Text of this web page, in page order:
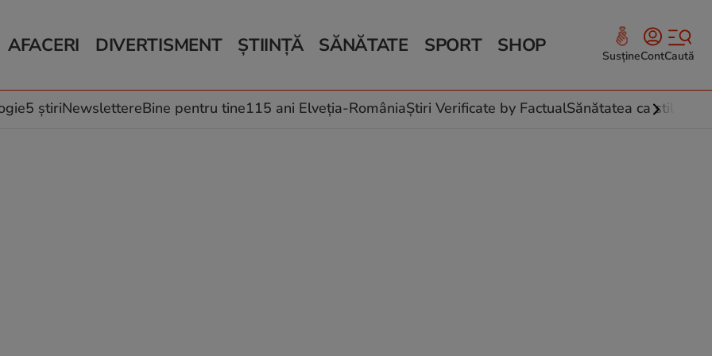
AFACERI
Auto
Locuri de muncă
DIVERTISMENT
Horoscop
Muzică și Filme
ȘTIINȚĂ
Schimbări climatice
SĂNĂTATE
Relații
Rețete culinare
SPORT SHOP SusțineContCaută
5 știriNewslettereBine pentru tine115 ani Elveția-RomâniaȘtiri Verificate by FactualSănătatea ca stil de